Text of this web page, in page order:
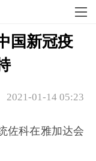
国新冠疫
2021-01-14 05:23
佐科在雅加达会